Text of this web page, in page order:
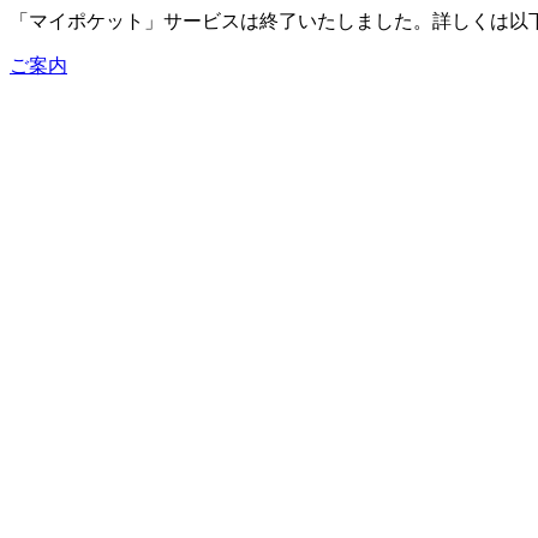
「マイポケット」サービスは終了いたしました。詳しくは以
ご案内